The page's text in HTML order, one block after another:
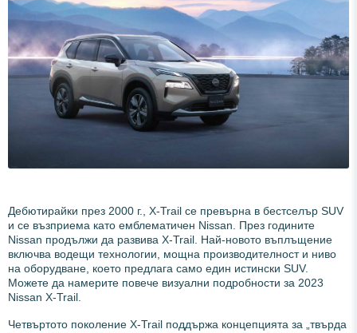
Дебютирайки през 2000 г., X-Trail се превърна в бестселър SUV
и се възприема като емблематичен Nissan. През годините
Nissan продължи да развива X-Trail. Най-новото въплъщение
включва водещи технологии, мощна производителност и ниво
на оборудване, което предлага само един истински SUV.
Можете да намерите повече визуални подробности за 2023
Nissan X-Trail.
Четвъртото поколение X-Trail поддържа концепцията за „твърда